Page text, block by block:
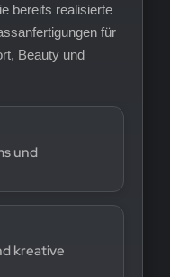
bereits realisierte
für
Beauty und
und
kreative